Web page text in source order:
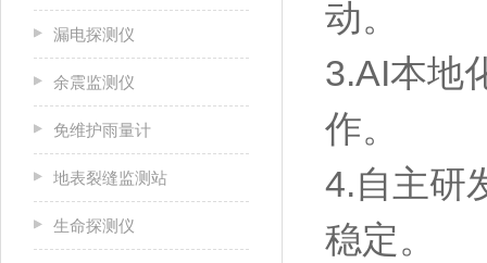
漏电探测仪
余震监测仪
免维护雨量计
地表裂缝监测站
生命探测仪
动。
3.AI本地
作。
4.自主研
稳定。